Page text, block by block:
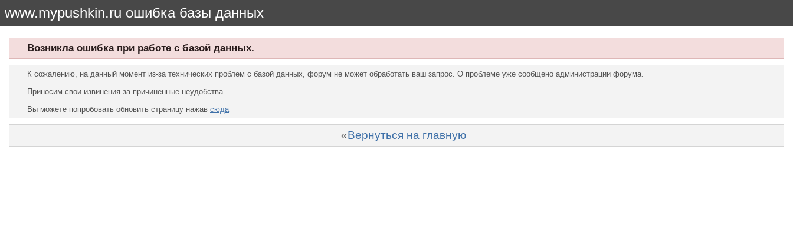
www.mypushkin.ru ошибка базы данных
Возникла ошибка при работе с базой данных.
К сожалению, на данный момент из-за технических проблем с базой данных, форум не может обработать ваш запрос. О проблеме уже сообщено администрации форума.
Приносим свои извинения за причиненные неудобства.
Вы можете попробовать обновить страницу нажав сюда
«Вернуться на главную